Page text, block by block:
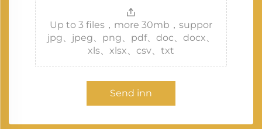
Up to 3 files，more 30mb，suppor
jpg、jpeg、png、pdf、doc、docx、
xls、xlsx、csv、txt
Send inn